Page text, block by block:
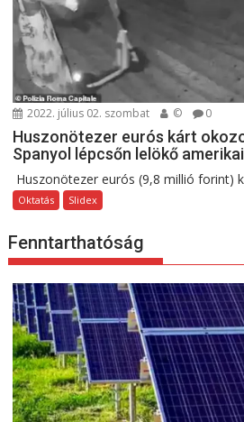
2022. július 02. szombat © 0
Huszonötezer eurós kárt
Spanyol lépcsőn lelökő
Huszonötezer eurós (9,8 millió forint)
Oktatás Slidex
Fenntarthatóság